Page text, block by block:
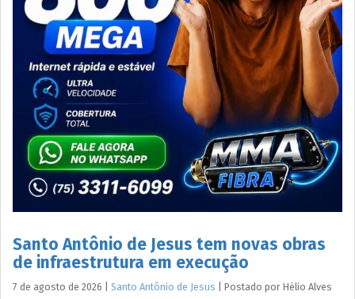
Santo Antônio de Jesus tem novas obras
de infraestrutura em execução
7 de agosto de 2026 Santo Antônio de Jesus Postado por Hélio Alves